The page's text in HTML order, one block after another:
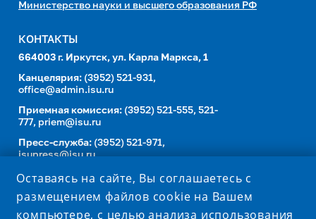
Министерство науки и высшего образования РФ
КОНТАКТЫ
664003 г. Иркутск, ул. Карла Маркса, 1
Канцелярия: (3952) 521-931,
office@admin.isu.ru
Приемная комиссия: (3952) 521-555, 521-
777, priem@isu.ru
Пресс-служба: (3952) 521-971,
isupress@isu.ru
Телефонный справочник
Оставаясь на сайте, Вы соглашаетесь с
размещением файлов cookie на Вашем
компьютере, с целью анализа использования